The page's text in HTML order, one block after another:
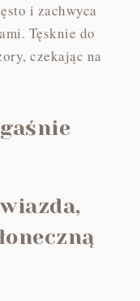
i zachwyca
Tęsknie do
czekając na